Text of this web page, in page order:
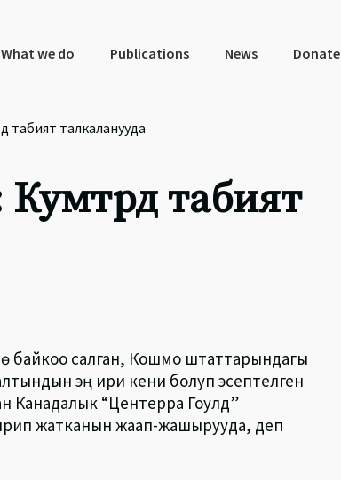
What we do Publications News Donate
табият талкаланууда
табият
салган, Кошмо штаттарындагы
эң ири кени болуп эсептелген
Канадалык “Центерра Гоулд”
жатканын жаап-жашырууда, деп